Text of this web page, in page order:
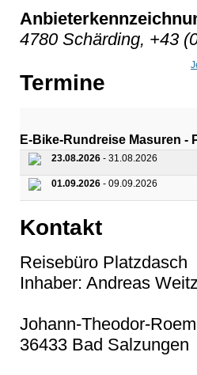
4780 Schärding, +43
Termine
E-Bike-Rundreise Masuren -
23.08.2026 - 31.08.2026
01.09.2026 - 09.09.2026
Kontakt
Reisebüro Platzdasch
Inhaber: Andreas Weitz
Johann-Theodor-
36433 Bad Salzungen